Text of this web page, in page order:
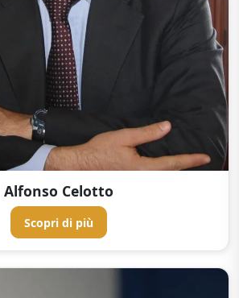
Alfonso Celotto
Scopri di più